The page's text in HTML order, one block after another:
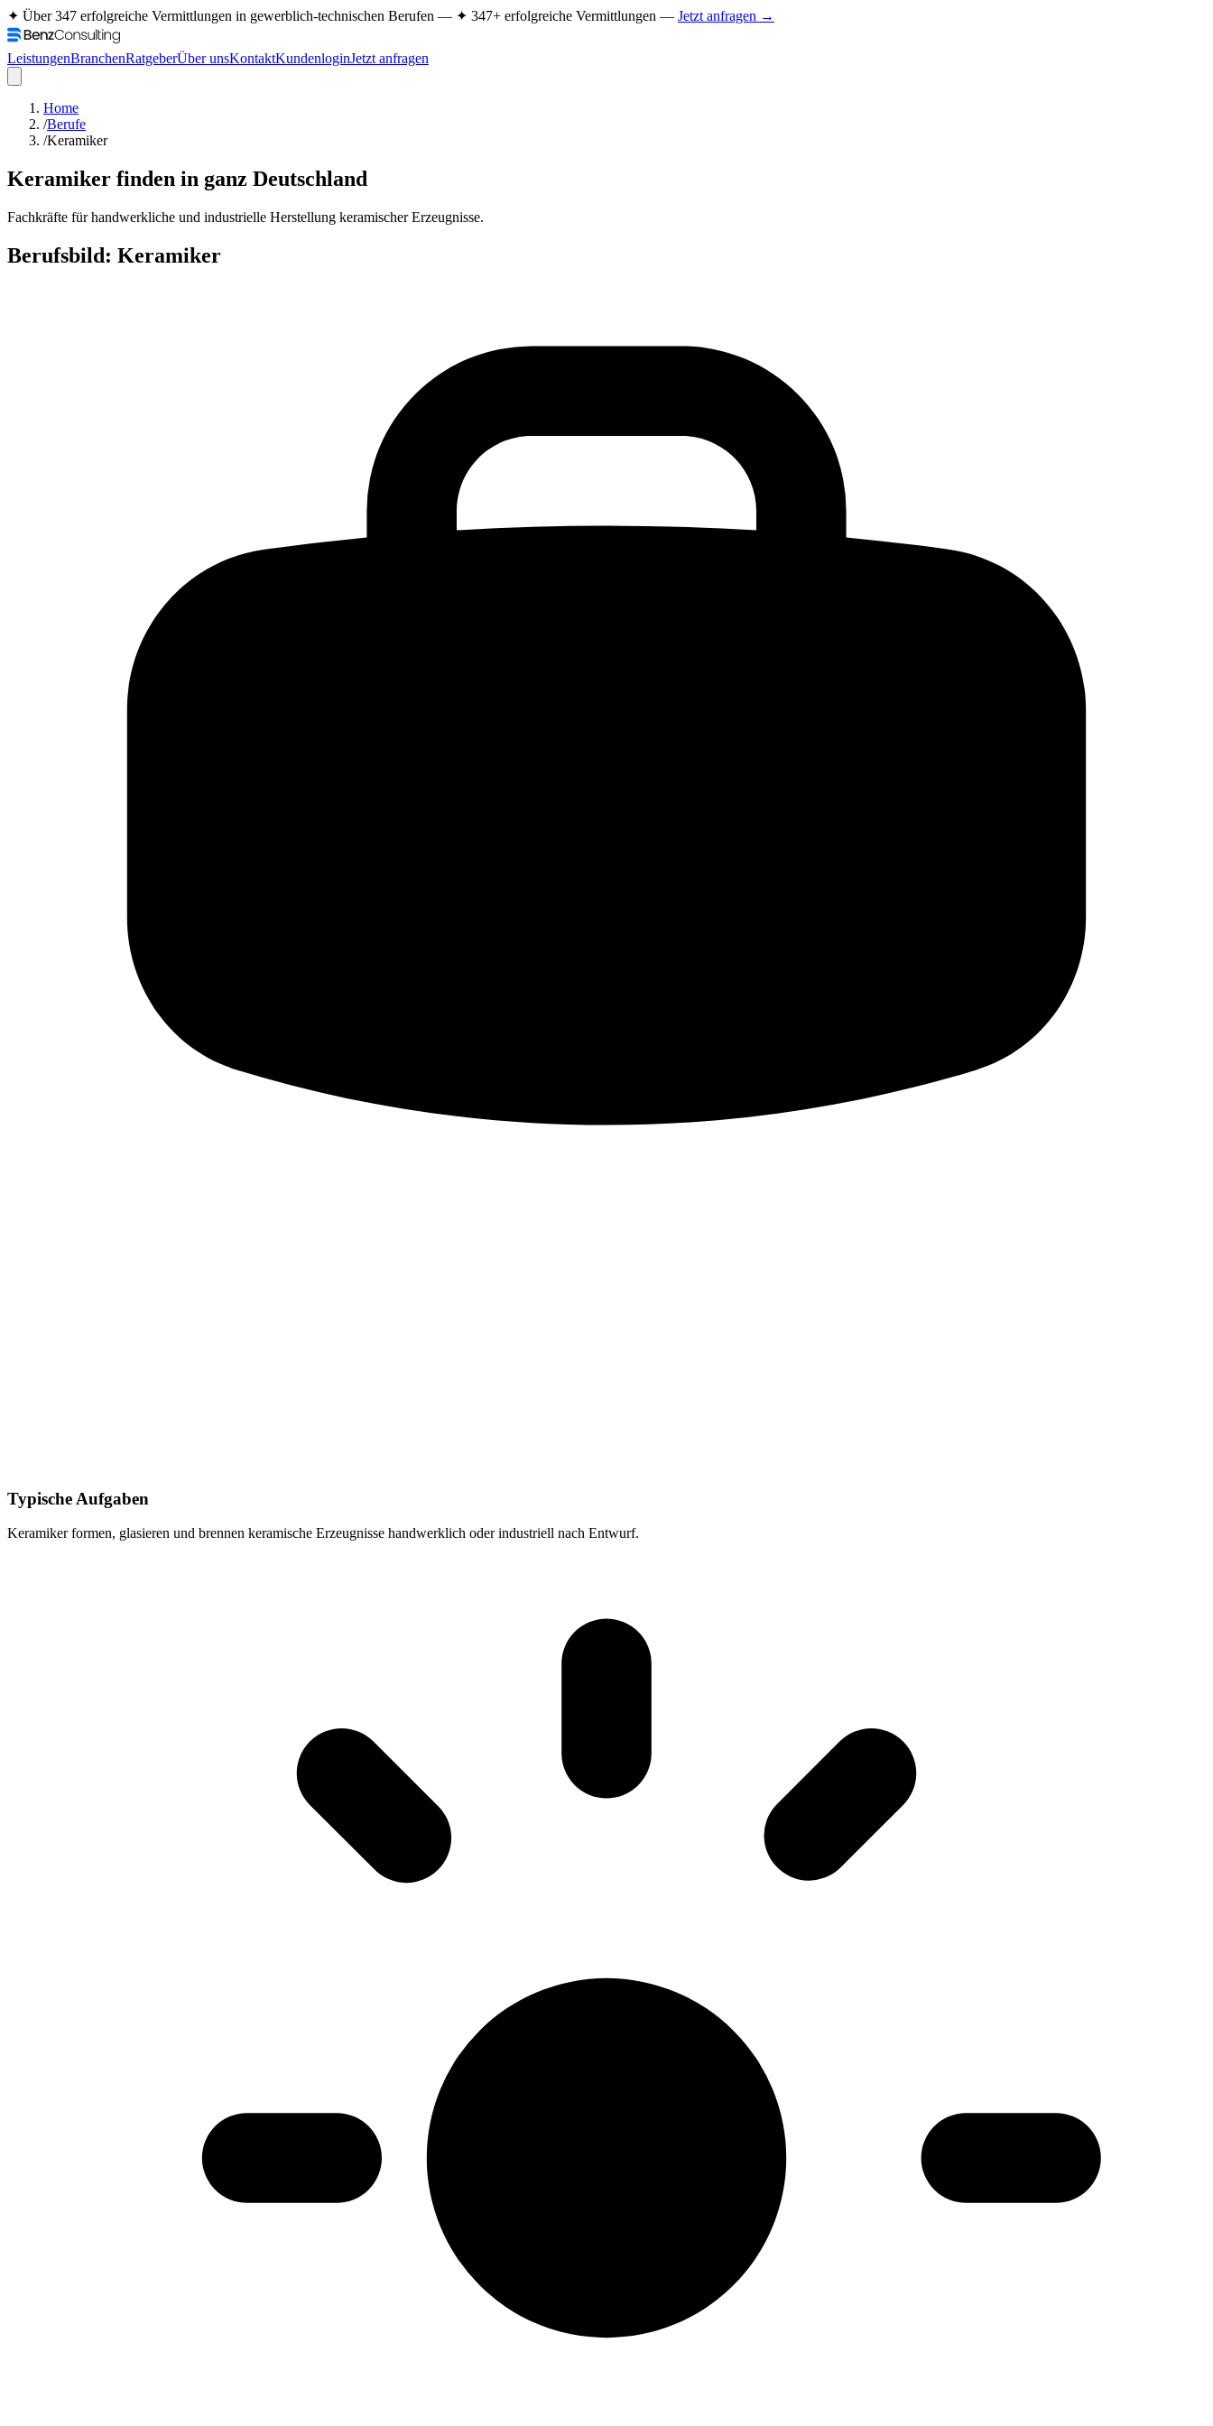
✦ Über 347 erfolgreiche Vermittlungen in gewerblich-technischen Berufen — ✦ 347+ erfolgreiche Vermittlungen — Jetzt anfragen →
LeistungenBranchenRatgeberÜber unsKontaktKundenloginJetzt anfragen
Home
/Berufe
/Keramiker
Keramiker finden in ganz Deutschland
Fachkräfte für handwerkliche und industrielle Herstellung keramischer Erzeugnisse.
Berufsbild: Keramiker
Typische Aufgaben
Keramiker formen, glasieren und brennen keramische Erzeugnisse handwerklich oder industriell nach Entwurf.